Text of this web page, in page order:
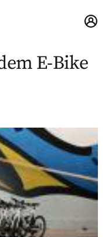
E-Bike